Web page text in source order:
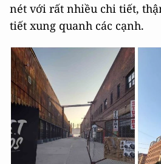
nét với rất nhiều chi tiết,
tiết xung quanh các cạnh.